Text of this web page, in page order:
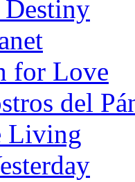
Destiny
for Love
del
Living